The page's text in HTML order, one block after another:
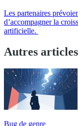
Les partenaires
d’accompagner la
artificielle.
Autres articles
Bug de genre